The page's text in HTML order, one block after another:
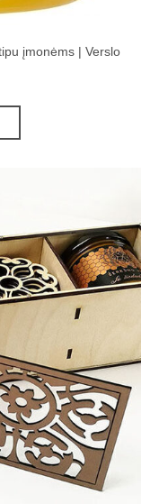
įmonėms | Verslo